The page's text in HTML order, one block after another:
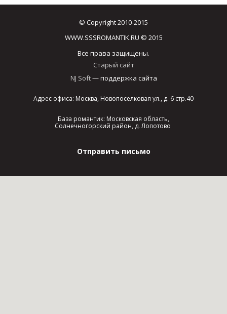
© Copyright 2010-2015
WWW.SSSROMANTIK.RU © 2015
Все права защищены.
Старый сайт
NJ Soft— поддержка сайта
Адрес офиса: Москва, Новопоселковая ул., д. 6 стр.40
База романтик: Московская область,
Солнечногорский район, д. Лопотово
Отправить письмо